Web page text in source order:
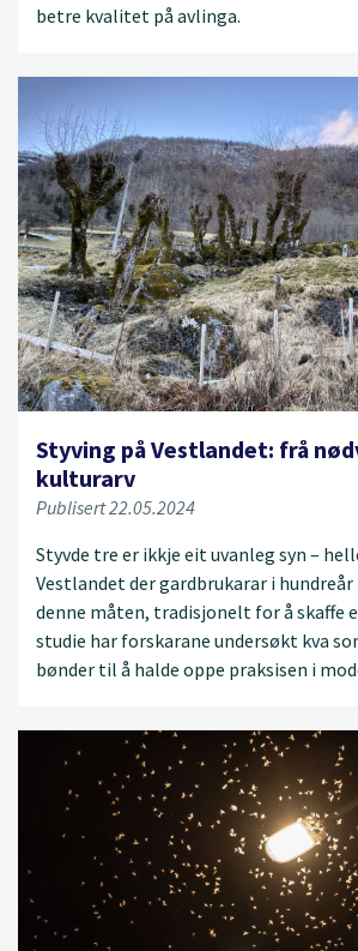
betre kvalitet på avlinga.
Styving på Vestlandet: frå
kulturarv
Publisert 22.05.2024
Styvde tre er ikkje eit uvanleg syn –
Vestlandet der gardbrukarar i
denne måten, tradisjonelt for å skaffe
studie har forskarane undersøkt kva
bønder til å halde oppe praksisen i